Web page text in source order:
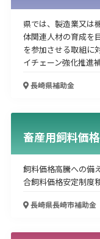
県では、製造業又は
体関連人材の育成を
を参加させる取組に
イチェーン強化推進
長崎県補助金
畜産用飼料価
飼料価格高騰への備
合飼料価格安定制度
長崎県長崎市補助金